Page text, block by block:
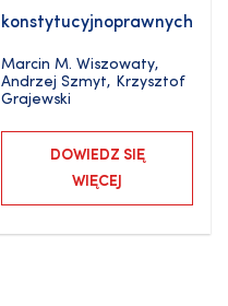
konstytucyjnoprawnych
Marcin M. Wiszowaty,
Andrzej Szmyt, Krzysztof
Grajewski
DOWIEDZ SIĘ
WIĘCEJ